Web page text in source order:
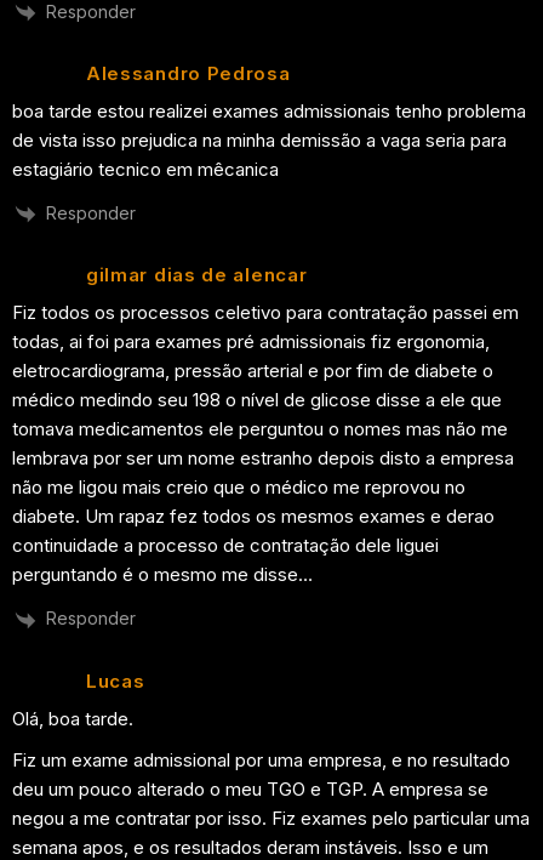
Responder
Alessandro Pedrosa
boa tarde estou realizei exames admissionais tenho problema
de vista isso prejudica na minha demissão a vaga seria para
estagiário tecnico em mêcanica
Responder
gilmar dias de alencar
Fiz todos os processos celetivo para contratação passei em
todas, ai foi para exames pré admissionais fiz ergonomia,
eletrocardiograma, pressão arterial e por fim de diabete o
médico medindo seu 198 o nível de glicose disse a ele que
tomava medicamentos ele perguntou o nomes mas não me
lembrava por ser um nome estranho depois disto a empresa
não me ligou mais creio que o médico me reprovou no
diabete. Um rapaz fez todos os mesmos exames e derao
continuidade a processo de contratação dele liguei
perguntando é o mesmo me disse…
Responder
Lucas
Olá, boa tarde.
Fiz um exame admissional por uma empresa, e no resultado
deu um pouco alterado o meu TGO e TGP. A empresa se
negou a me contratar por isso. Fiz exames pelo particular uma
semana apos, e os resultados deram instáveis. Isso e um